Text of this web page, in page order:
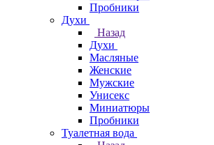
Пробники
Духи
Назад
Духи
Масляные
Женские
Мужские
Унисекс
Миниатюры
Пробники
Туалетная вода